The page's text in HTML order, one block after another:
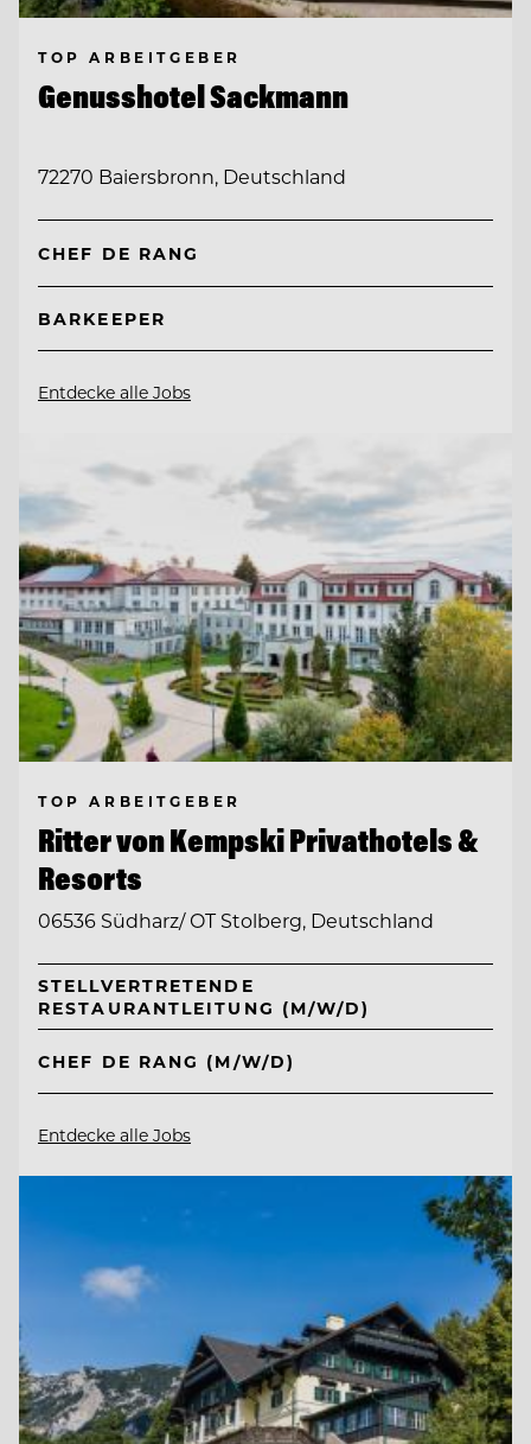
TOP ARBEITGEBER
Genusshotel Sackmann
72270 Baiersbronn, Deutschland
CHEF DE RANG
BARKEEPER
Entdecke alle Jobs
TOP ARBEITGEBER
Ritter von Kempski Privathotels &
Resorts
06536 Südharz/ OT Stolberg, Deutschland
STELLVERTRETENDE
RESTAURANTLEITUNG (M/W/D)
CHEF DE RANG (M/W/D)
Entdecke alle Jobs